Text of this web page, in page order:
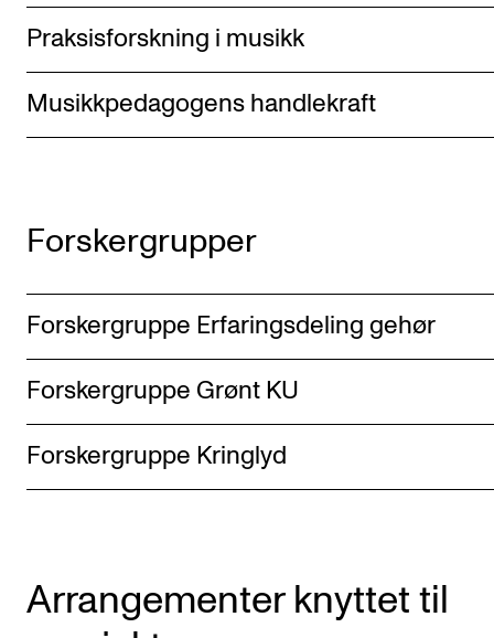
Praksisforskning i musikk
Musikkpedagogens handlekraft
Forskergrupper
Forskergruppe Erfaringsdeling gehør
Forskergruppe Grønt KU
Forskergruppe Kringlyd
Arrangementer knyttet til